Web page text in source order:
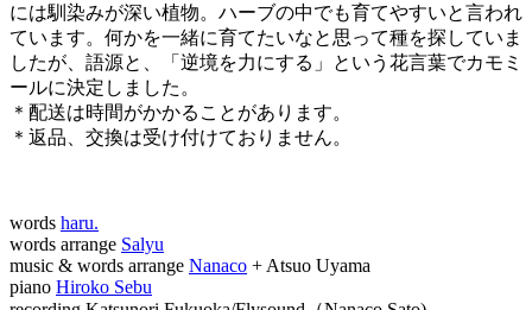
には馴染みが深い植物。ハーブの中でも育てやすいと言われ
ています。何かを一緒に育てたいなと思って種を探していま
したが、語源と、「逆境を力にする」という花言葉でカモミ
ールに決定しました。
＊配送は時間がかかることがあります。
＊返品、交換は受け付けておりません。
words haru.
words arrange Salyu
music & words arrange Nanaco + Atsuo Uyama
piano Hiroko Sebu